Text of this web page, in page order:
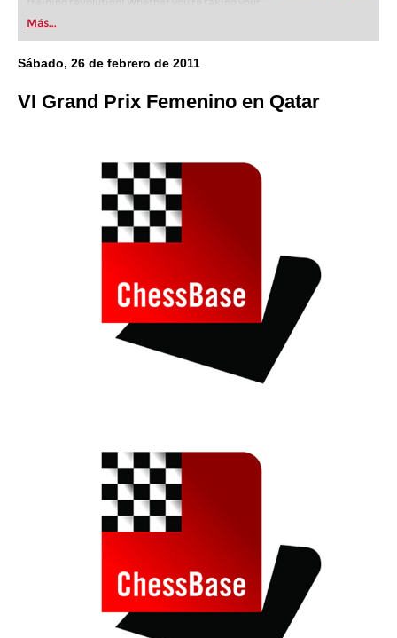
first steps into the world of club chess, or already
playing at a tournament level: with FRITZ, you can
train more efficiently, intelligently and with a
more personalised approach than ever before.
Más...
Sábado, 26 de febrero de 2011
VI Grand Prix Femenino en Qatar